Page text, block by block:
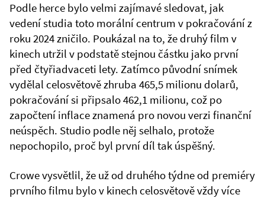
Podle herce bylo velmi zajímavé sledovat, jak
vedení studia toto morální centrum v pokračování z
roku 2024 zničilo. Poukázal na to, že druhý film v
kinech utržil v podstatě stejnou částku jako první
před čtyřiadvaceti lety. Zatímco původní snímek
vydělal celosvětově zhruba 465,5 milionu dolarů,
pokračování si připsalo 462,1 milionu, což po
započtení inflace znamená pro novou verzi finanční
neúspěch. Studio podle něj selhalo, protože
nepochopilo, proč byl první díl tak úspěšný.
Crowe vysvětlil, že už od druhého týdne od premiéry
prvního filmu bylo v kinech celosvětově vždy více